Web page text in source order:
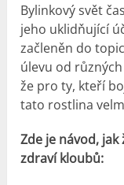
Bylinkový svět
jeho uklidňující
začleněn do
úlevu od
že pro ty, kteří
tato rostlina
Zde je návod,
zdraví kloubů: